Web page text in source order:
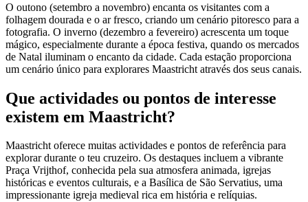
O outono (setembro a novembro) encanta os visitantes com a
folhagem dourada e o ar fresco, criando um cenário pitoresco para a
fotografia. O inverno (dezembro a fevereiro) acrescenta um toque
mágico, especialmente durante a época festiva, quando os mercados
de Natal iluminam o encanto da cidade. Cada estação proporciona
um cenário único para explorares Maastricht através dos seus canais.
Que actividades ou pontos de interesse
existem em Maastricht?
Maastricht oferece muitas actividades e pontos de referência para
explorar durante o teu cruzeiro. Os destaques incluem a vibrante
Praça Vrijthof, conhecida pela sua atmosfera animada, igrejas
históricas e eventos culturais, e a Basílica de São Servatius, uma
impressionante igreja medieval rica em história e relíquias.